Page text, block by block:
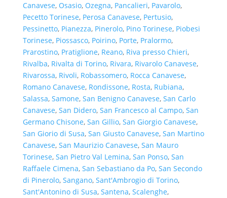
Canavese, Osasio, Ozegna, Pancalieri, Pavarolo,
Pecetto Torinese, Perosa Canavese, Pertusio,
Pessinetto, Pianezza, Pinerolo, Pino Torinese, Piobesi
Torinese, Piossasco, Poirino, Porte, Pralormo,
Prarostino, Pratiglione, Reano, Riva presso Chieri,
Rivalba, Rivalta di Torino, Rivara, Rivarolo Canavese,
Rivarossa, Rivoli, Robassomero, Rocca Canavese,
Romano Canavese, Rondissone, Rosta, Rubiana,
Salassa, Samone, San Benigno Canavese, San Carlo
Canavese, San Didero, San Francesco al Campo, San
Germano Chisone, San Gillio, San Giorgio Canavese,
San Giorio di Susa, San Giusto Canavese, San Martino
Canavese, San Maurizio Canavese, San Mauro
Torinese, San Pietro Val Lemina, San Ponso, San
Raffaele Cimena, San Sebastiano da Po, San Secondo
di Pinerolo, Sangano, Sant'Ambrogio di Torino,
Sant'Antonino di Susa, Santena, Scalenghe,